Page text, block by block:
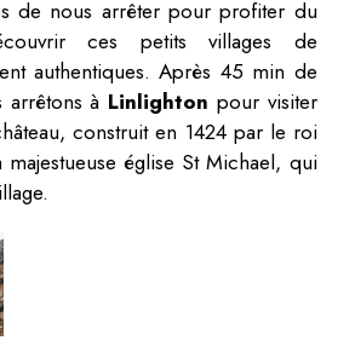
de nous arrêter pour profiter du
ces petits villages de
authentiques. Après 45 min de
arrêtons à Linlighton pour visiter
construit en 1424 par le roi
majestueuse église St Michael, qui